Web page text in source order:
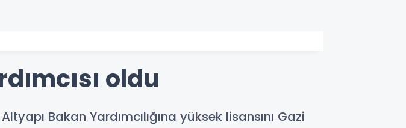
oldu
Bakan Yardımcılığına yüksek lisansını Gazi